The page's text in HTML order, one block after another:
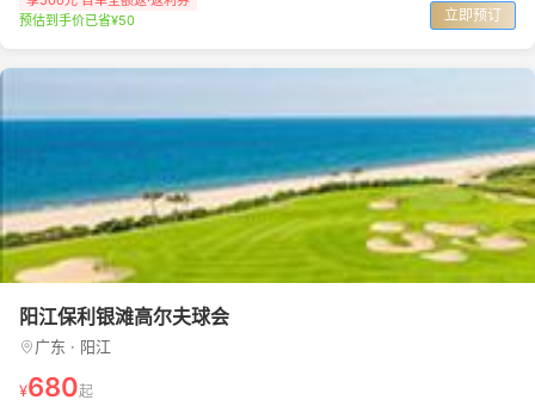
预估到手价已省¥50
立即预订
阳江保利银滩高尔夫球会
广东 · 阳江
¥680起